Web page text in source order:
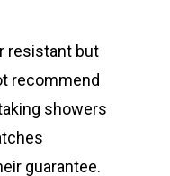
resistant but
recommend
showers
guarantee.